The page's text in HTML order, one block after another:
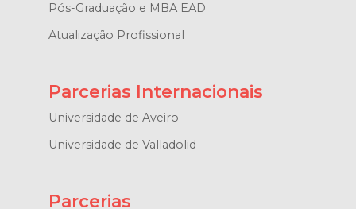
Pós-Graduação e MBA EAD
Atualização Profissional
Parcerias Internacionais
Universidade de Aveiro
Universidade de Valladolid
Parcerias